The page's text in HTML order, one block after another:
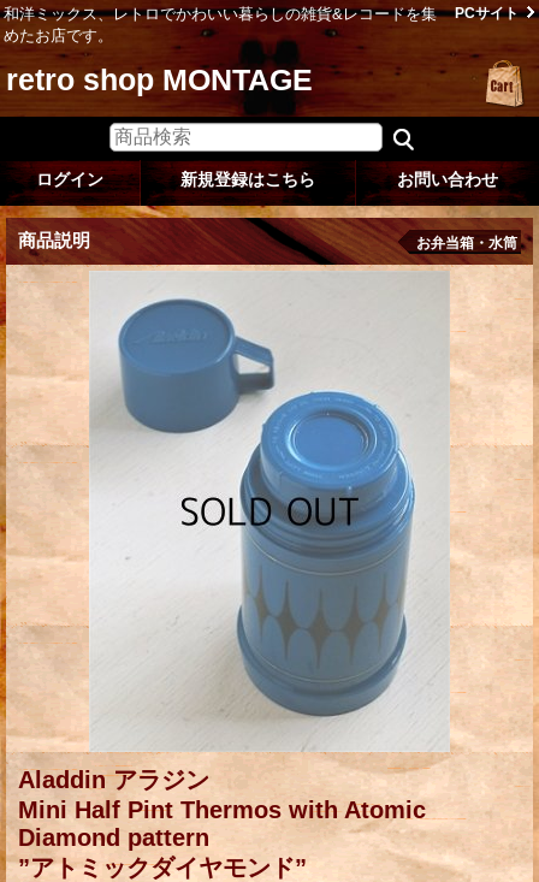
和洋ミックス、レトロでかわいい暮らしの雑貨&レコードを集
めたお店です。
PCサイト
retro shop MONTAGE
ログイン 新規登録はこちら お問い合わせ
商品説明 お弁当箱・水筒
Aladdin アラジン
Mini Half Pint Thermos with Atomic
Diamond pattern
”アトミックダイヤモンド”